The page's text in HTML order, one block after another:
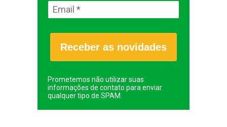
Receber as novidades
Prometemos não utilizar suas
informações de contato para enviar
qualquer tipo de SPAM.